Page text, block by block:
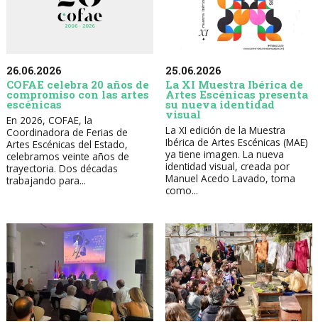
26.06.2026
COFAE celebra 20 años de
compromiso con las artes
escénicas
En 2026, COFAE, la
Coordinadora de Ferias de
Artes Escénicas del Estado,
celebramos veinte años de
trayectoria. Dos décadas
trabajando para...
25.06.2026
La XI Muestra Ibérica de
Artes Escénicas presenta
su nueva identidad
visual
La XI edición de la Muestra
Ibérica de Artes Escénicas (MAE)
ya tiene imagen. La nueva
identidad visual, creada por
Manuel Acedo Lavado, toma
como...